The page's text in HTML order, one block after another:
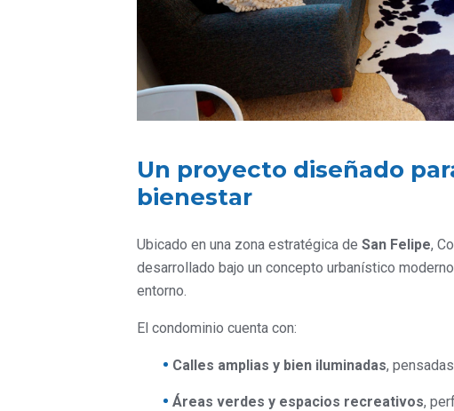
Un proyecto diseñado
bienestar
Ubicado en una zona estratégica de San Felipe,
desarrollado bajo un concepto urbanístico
entorno.
El condominio cuenta con:
Calles amplias y bien iluminadas,
Áreas verdes y espacios recreativos,